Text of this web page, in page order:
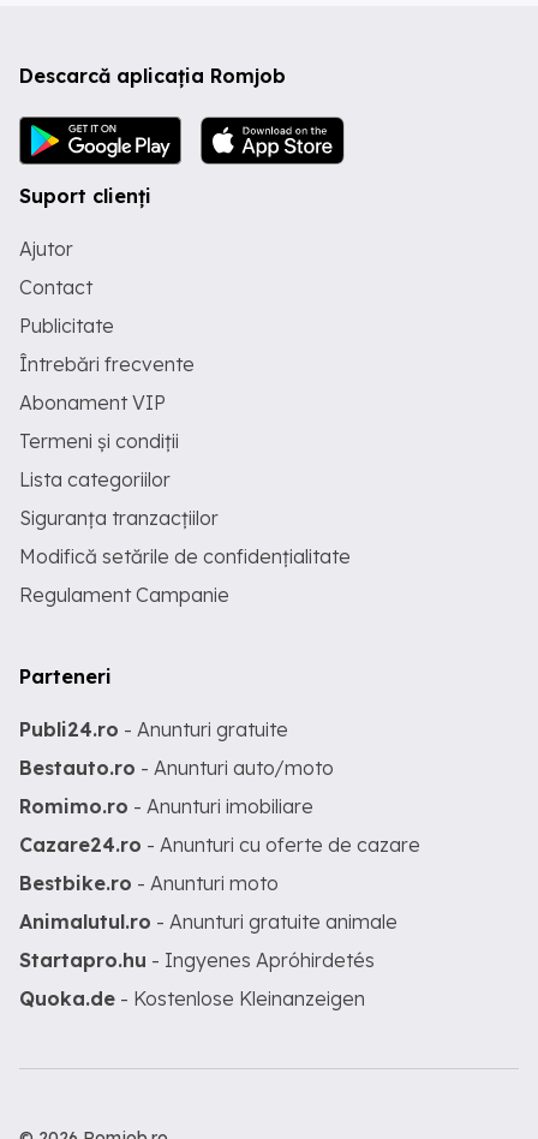
Descarcă aplicația Romjob
Suport clienți
Ajutor
Contact
Publicitate
Întrebări frecvente
Abonament VIP
Termeni și condiții
Lista categoriilor
Siguranța tranzacțiilor
Modifică setările de confidențialitate
Regulament Campanie
Parteneri
Publi24.ro - Anunturi gratuite
Bestauto.ro - Anunturi auto/moto
Romimo.ro - Anunturi imobiliare
Cazare24.ro - Anunturi cu oferte de cazare
Bestbike.ro - Anunturi moto
Animalutul.ro - Anunturi gratuite animale
Startapro.hu - Ingyenes Apróhirdetés
Quoka.de - Kostenlose Kleinanzeigen